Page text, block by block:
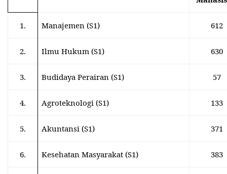
1. Manajemen (S1) 612
2. Ilmu Hukum (S1) 630
3. Budidaya Perairan (S1) 57
4. Agroteknologi (S1) 133
5. Akuntansi (S1) 371
6. Kesehatan Masyarakat (S1) 383